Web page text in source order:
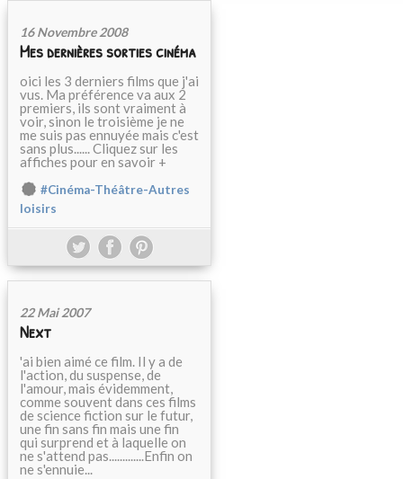
16 Novembre 2008
Mes dernières sorties cinéma
oici les 3 derniers films que j'ai
vus. Ma préférence va aux 2
premiers, ils sont vraiment à
voir, sinon le troisième je ne
me suis pas ennuyée mais c'est
sans plus...... Cliquez sur les
affiches pour en savoir +
#Cinéma-Théâtre-Autres
loisirs
22 Mai 2007
Next
'ai bien aimé ce film. Il y a de
l'action, du suspense, de
l'amour, mais évidemment,
comme souvent dans ces films
de science fiction sur le futur,
une fin sans fin mais une fin
qui surprend et à laquelle on
ne s'attend pas.............Enfin on
ne s'ennuie...